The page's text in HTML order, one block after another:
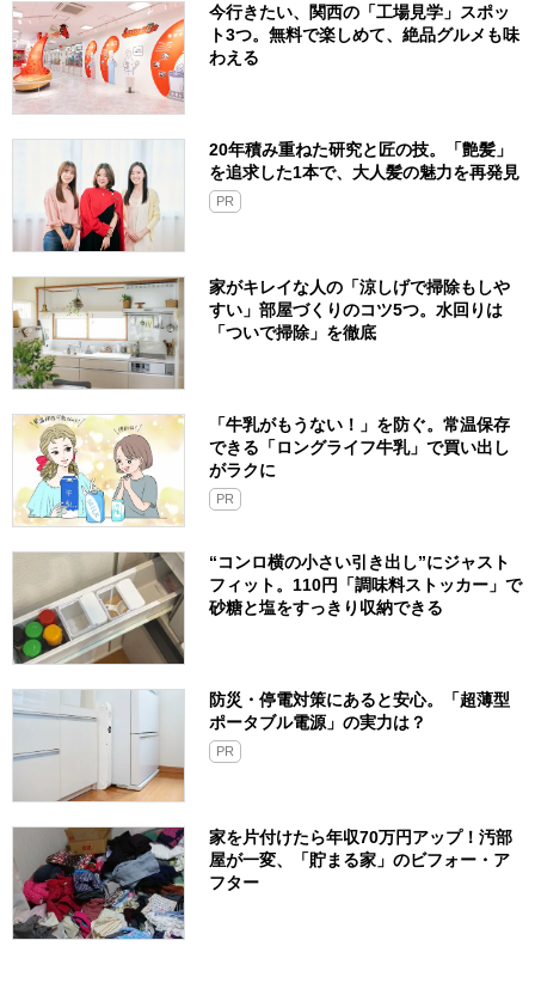
今行きたい、関西の「工場見学」スポッ
ト3つ。無料で楽しめて、絶品グルメも味
わえる
20年積み重ねた研究と匠の技。「艶髪」
を追求した1本で、大人髪の魅力を再発見
PR
家がキレイな人の「涼しげで掃除もしや
すい」部屋づくりのコツ5つ。水回りは
「ついで掃除」を徹底
「牛乳がもうない！」を防ぐ。常温保存
できる「ロングライフ牛乳」で買い出し
がラクに
PR
“コンロ横の小さい引き出し”にジャスト
フィット。110円「調味料ストッカー」で
砂糖と塩をすっきり収納できる
防災・停電対策にあると安心。「超薄型
ポータブル電源」の実力は？​
PR
家を片付けたら年収70万円アップ！汚部
屋が一変、「貯まる家」のビフォー・ア
フター